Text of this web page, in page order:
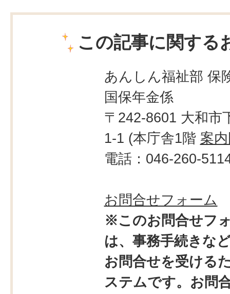
この記事に関する
あんしん福祉部 保
国保年金係
〒242-8601 大和市
1-1 (本庁舎1階 案
電話：046-260-
お問合せフォーム
※このお問合せフ
は、事務手続きな
お問合せを受ける
ステムです。お問